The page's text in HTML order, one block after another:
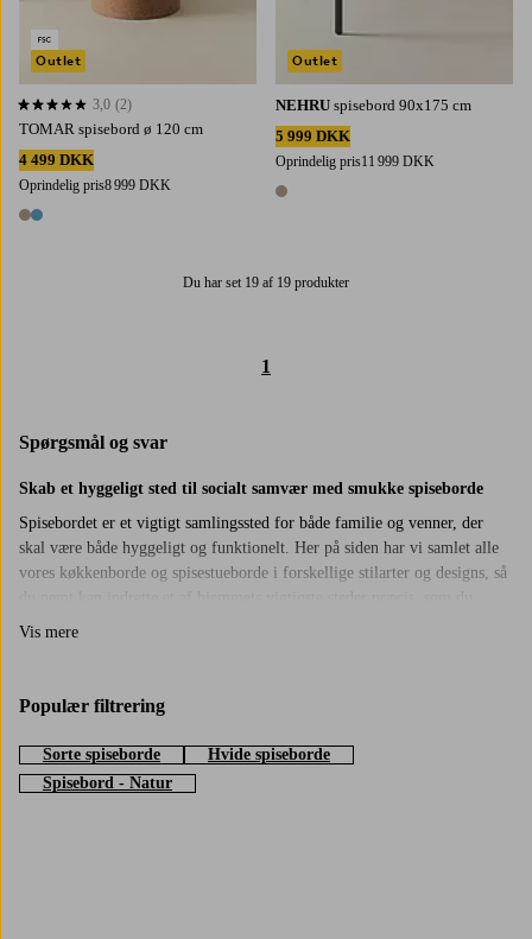
TOMAR spisebord ø 120 cm
4 499 DKK
Oprindelig pris8 999 DKK
2 farver
3,0 baseret på 2 bedømmelser
3,0 (2)
Outlet
NEHRU spisebord 90x175 cm
5 999 DKK
Oprindelig pris11 999 DKK
1 farve
Outlet
Du har set 19 af 19 produkter
1
Spørgsmål og svar
Skab et hyggeligt sted til socialt samvær med smukke spiseborde
Spisebordet er et vigtigt samlingssted for både familie og venner, der
skal være både hyggeligt og funktionelt. Her på siden har vi samlet alle
vores køkkenborde og spisestueborde i forskellige stilarter og designs, så
ønsker det. Nogle foretrækker spiseborde af træ i en minimalistisk stil, så
Vi har noget for enhver smag, og du vælger selv, om du vil købe
matchende stole til, eller om du allerede har et sæt derhjemme, du vil
give nyt liv med et smukt bord! For at finde et spisebord i den størrelse
og det materiale, du ønsker, kan du bruge vores filtreringsværktøj her på
siden. Du kan også læse mere om bordets egenskaber ved at klikke på det
Vis mere
Populær filtrering
Sorte spiseborde
Hvide spiseborde
Spisebord - Natur